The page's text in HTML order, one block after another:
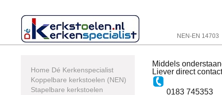
content
NEN-EN 14703
Home Dé Kerkenspecialist
Koppelbare kerkstoelen (NEN)
Stapelbare kerkstoelen
Middels
Liever direct
0183 745353